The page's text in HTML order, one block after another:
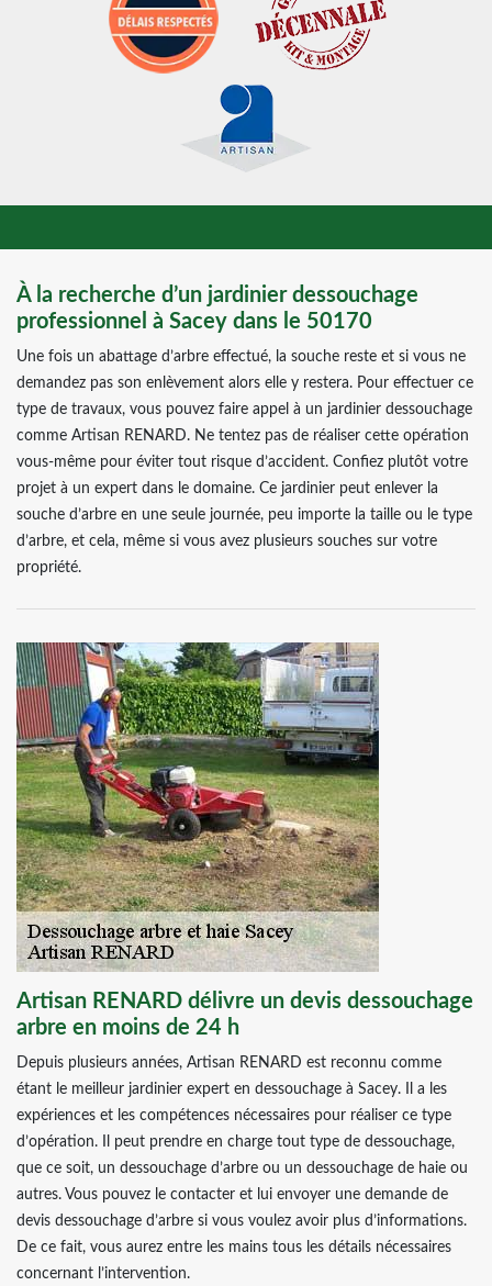
À la recherche d’un jardinier dessouchage
professionnel à Sacey dans le 50170
Une fois un abattage d’arbre effectué, la souche reste et si vous ne
demandez pas son enlèvement alors elle y restera. Pour effectuer ce
type de travaux, vous pouvez faire appel à un jardinier dessouchage
comme Artisan RENARD. Ne tentez pas de réaliser cette opération
vous-même pour éviter tout risque d’accident. Confiez plutôt votre
projet à un expert dans le domaine. Ce jardinier peut enlever la
souche d’arbre en une seule journée, peu importe la taille ou le type
d’arbre, et cela, même si vous avez plusieurs souches sur votre
propriété.
Artisan RENARD délivre un devis dessouchage
arbre en moins de 24 h
Depuis plusieurs années, Artisan RENARD est reconnu comme
étant le meilleur jardinier expert en dessouchage à Sacey. Il a les
expériences et les compétences nécessaires pour réaliser ce type
d’opération. Il peut prendre en charge tout type de dessouchage,
que ce soit, un dessouchage d’arbre ou un dessouchage de haie ou
autres. Vous pouvez le contacter et lui envoyer une demande de
devis dessouchage d’arbre si vous voulez avoir plus d’informations.
De ce fait, vous aurez entre les mains tous les détails nécessaires
concernant l’intervention.